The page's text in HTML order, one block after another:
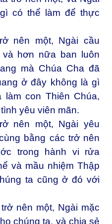
có thể làm để thực
nên một, Ngài cầu
hơn nữa ban luôn
mà Chúa Cha đã
ở đây không là gì
con Thiên Chúa,
yêu viên mãn.
nên một, Ngài yêu
bằng các trở nên
trong hành vi rửa
và mầu nhiệm Thập
ta cũng ở đó với
nên một, Ngài mặc
chúng ta, và chia sẻ